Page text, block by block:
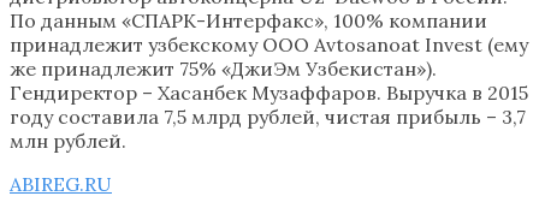
По данным «СПАРК-Интерфакс», 100% компании
принадлежит узбекскому ООО Avtosanoat Invest (ему
же принадлежит 75% «ДжиЭм Узбекистан»).
Гендиректор – Хасанбек Музаффаров. Выручка в 2015
году составила 7,5 млрд рублей, чистая прибыль – 3,7
млн рублей.
ABIREG.RU